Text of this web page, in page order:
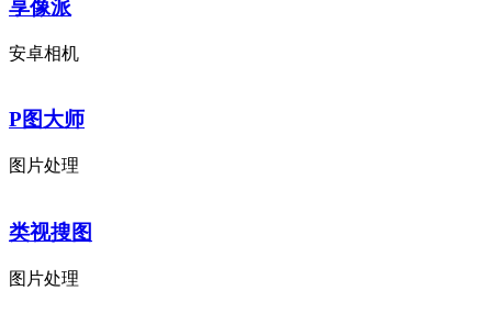
享像派
安卓相机
P图大师
图片处理
类视搜图
图片处理